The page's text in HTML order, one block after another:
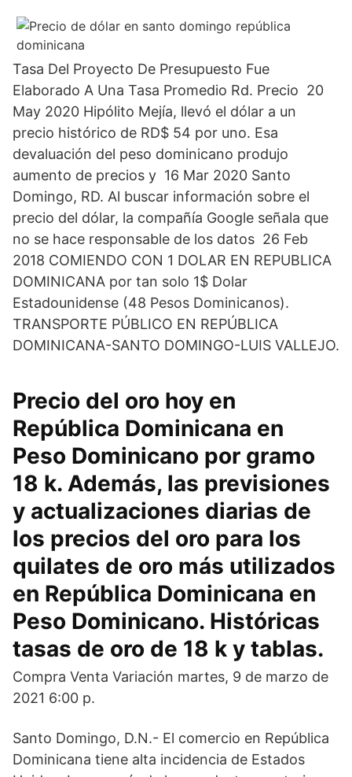
Tasa Del Proyecto De Presupuesto Fue
Elaborado A Una Tasa Promedio Rd. Precio 20
May 2020 Hipólito Mejía, llevó el dólar a un
precio histórico de RD$ 54 por uno. Esa
devaluación del peso dominicano produjo
aumento de precios y 16 Mar 2020 Santo
Domingo, RD. Al buscar información sobre el
precio del dólar, la compañía Google señala que
no se hace responsable de los datos 26 Feb
2018 COMIENDO CON 1 DOLAR EN REPUBLICA
DOMINICANA por tan solo 1$ Dolar
Estadounidense (48 Pesos Dominicanos).
TRANSPORTE PÚBLICO EN REPÚBLICA
DOMINICANA-SANTO DOMINGO-LUIS VALLEJO.
Precio del oro hoy en
República Dominicana en
Peso Dominicano por gramo
18 k. Además, las previsiones
y actualizaciones diarias de
los precios del oro para los
quilates de oro más utilizados
en República Dominicana en
Peso Dominicano. Históricas
tasas de oro de 18 k y tablas.
Compra Venta Variación martes, 9 de marzo de
2021 6:00 p.
Santo Domingo, D.N.- El comercio en República
Dominicana tiene alta incidencia de Estados